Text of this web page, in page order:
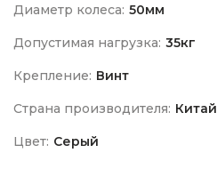
Диаметр колеса: 50мм
Допустимая нагрузка: 35кг
Крепление: Винт
Страна производителя: Китай
Цвет: Серый